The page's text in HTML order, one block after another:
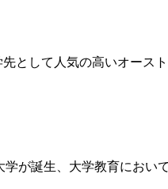
して人気の高いオース
誕生、大学教育におい